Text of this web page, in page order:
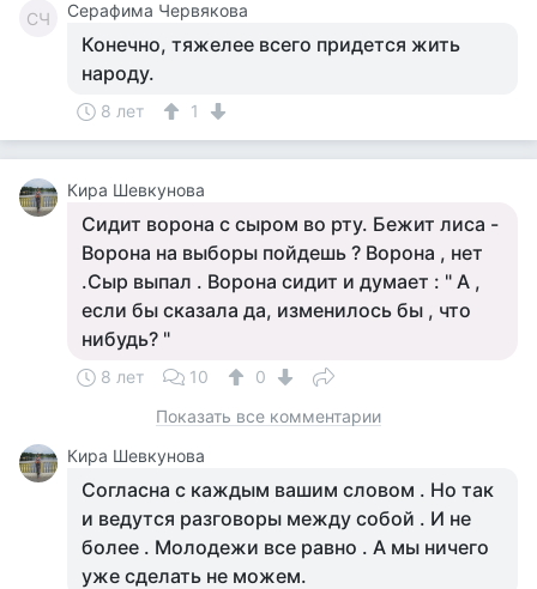
СЧ Серафима Червякова
Конечно, тяжелее всего придется жить
народу.
8 лет 1
Кира Шевкунова
Сидит ворона с сыром во рту. Бежит лиса -
Ворона на выборы пойдешь ? Ворона , нет
.Сыр выпал . Ворона сидит и думает : " А ,
если бы сказала да, изменилось бы , что
нибудь? "
8 лет 10
0
Показать все комментарии
Кира Шевкунова
Согласна с каждым вашим словом . Но так
и ведутся разговоры между собой . И не
более . Молодежи все равно . А мы ничего
уже сделать не можем.